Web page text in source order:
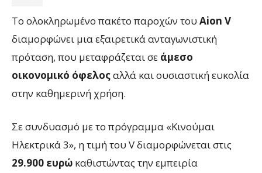
Το ολοκληρωμένο πακέτο παροχών του Aion V
διαμορφώνει μια εξαιρετικά ανταγωνιστική
πρόταση, που μεταφράζεται σε άμεσο
οικονομικό όφελοςαλλά και ουσιαστική ευκολία
στην καθημερινή χρήση.
Σε συνδυασμό με το πρόγραμμα «Κινούμαι
Ηλεκτρικά 3», η τιμή του V διαμορφώνεται στις
29.900 ευρώ καθιστώντας την εμπειρία